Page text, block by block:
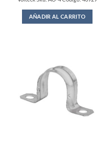
AÑADIR AL CARRITO